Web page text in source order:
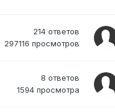
214 ответов
297116 просмотров
8 ответов
1594 просмотра